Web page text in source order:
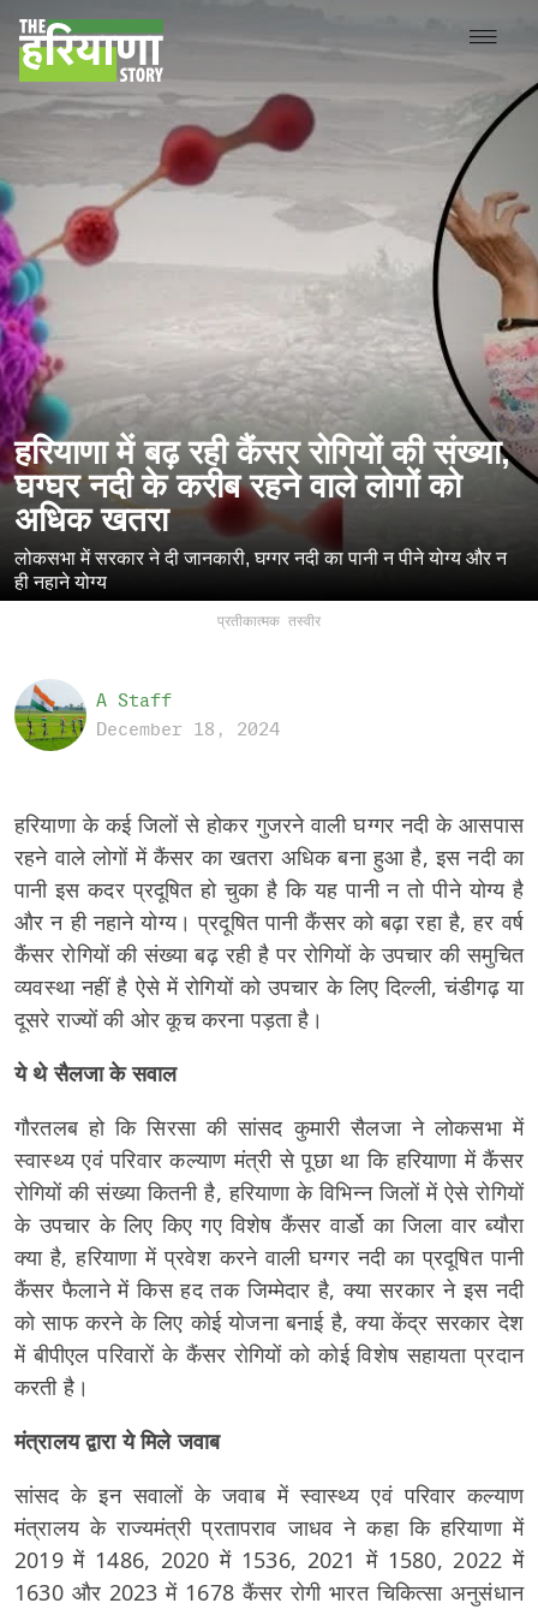
हरियाणा में बढ़ रही कैंसर रोगियों की संख्या,
घग्घर नदी के करीब रहने वाले लोगों को
अधिक खतरा
लोकसभा में सरकार ने दी जानकारी, घग्गर नदी का पानी न पीने योग्य और न
ही नहाने योग्य
प्रतीकात्मक तस्वीर
A Staff
December 18, 2024
हरियाणा के कई जिलों से होकर गुजरने वाली घग्गर नदी के आसपास
रहने वाले लोगों में कैंसर का खतरा अधिक बना हुआ है, इस नदी का
पानी इस कदर प्रदूषित हो चुका है कि यह पानी न तो पीने योग्य है
और न ही नहाने योग्य। प्रदूषित पानी कैंसर को बढ़ा रहा है, हर वर्ष
कैंसर रोगियों की संख्या बढ़ रही है पर रोगियों के उपचार की समुचित
व्यवस्था नहीं है ऐसे में रोगियों को उपचार के लिए दिल्ली, चंडीगढ़ या
दूसरे राज्यों की ओर कूच करना पड़ता है।
ये थे सैलजा के सवाल
गौरतलब हो कि सिरसा की सांसद कुमारी सैलजा ने लोकसभा में
स्वास्थ्य एवं परिवार कल्याण मंत्री से पूछा था कि हरियाणा में कैंसर
रोगियों की संख्या कितनी है, हरियाणा के विभिन्न जिलों में ऐसे रोगियों
के उपचार के लिए किए गए विशेष कैंसर वार्डो का जिला वार ब्यौरा
क्या है, हरियाणा में प्रवेश करने वाली घग्गर नदी का प्रदूषित पानी
कैंसर फैलाने में किस हद तक जिम्मेदार है, क्या सरकार ने इस नदी
को साफ करने के लिए कोई योजना बनाई है, क्या केंद्र सरकार देश
में बीपीएल परिवारों के कैंसर रोगियों को कोई विशेष सहायता प्रदान
करती है।
मंत्रालय द्वारा ये मिले जवाब
सांसद के इन सवालों के जवाब में स्वास्थ्य एवं परिवार कल्याण
मंत्रालय के राज्यमंत्री प्रतापराव जाधव ने कहा कि हरियाणा में
2019 में 1486, 2020 में 1536, 2021 में 1580, 2022 में
1630 और 2023 में 1678 कैंसर रोगी भारत चिकित्सा अनुसंधान